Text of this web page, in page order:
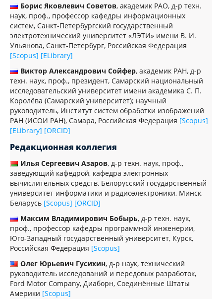
Борис Яковлевич Советов, академик РАО, д-р техн.
наук, проф., профессор кафедры информационных
систем, Санкт-Петербургский государственный
электротехнический университет «ЛЭТИ» имени В. И.
Ульянова, Санкт-Петербург, Российская Федерация
[Scopus] [ELibrary]
Виктор Александрович Сойфер, академик РАН, д-р
техн. наук, проф., президент, Самарский национальный
исследовательский университет имени академика С. П.
Королёва (Самарский университет); научный
руководитель, Институт систем обработки изображений
РАН (ИСОИ РАН), Самара, Российская Федерация [Scopus]
[ELibrary] [ORCID]
Редакционная коллегия
Илья Сергеевич Азаров, д-р техн. наук, проф.,
заведующий кафедрой, кафедра электронных
вычислительных средств, Белорусский государственный
университет информатики и радиоэлектроники, Минск,
Беларусь [Scopus] [ORCID]
Максим Владимирович Бобырь, д-р техн. наук,
проф., профессор кафедры программной инженерии,
Юго-Западный государственный университет, Курск,
Российская Федерация [Scopus]
Олег Юрьевич Гусихин, д-р наук, технический
руководитель исследований и передовых разработок,
Ford Motor Company, Диаборн, Соединённые Штаты
Америки [Scopus]